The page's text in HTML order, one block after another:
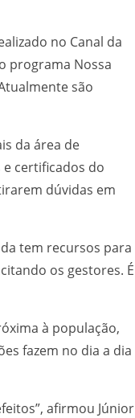
no Canal da
programa Nossa
são
da área de
certificados do
dúvidas em
tem recursos para
os gestores. É
à população,
fazem no dia a dia
afirmou Júnior